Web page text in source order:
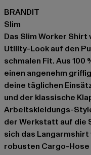
BRANDIT
Slim
Das Slim Worker
Utility-Look auf den
schmalen Fit. Aus
einen angenehm
deine täglichen
und der klassische
Arbeitskleidungs-
der Werkstatt auf die
sich das
robusten Cargo-Hose